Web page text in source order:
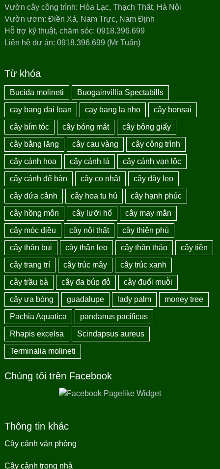
Vườn cây công trình: Hòa Lạc, Thạch Thất, Hà Nội
Vườn ươm: Điền Xá, Nam Trực, Nam Định
Hỗ trợ kỹ thuật, chăm sóc: 0918.396.699
Liên hệ dự án: 0918.396.699 (Mr Tuấn)
Từ khóa
Bucida molineti Buogainvillia Spectabills
cay bang dai loan cay bang la nho cây bonsai
cây bím tóc cây bóng mát cây bông giấy
cây bằng lăng cây cau vàng cây công trình
cây cảnh hoa cây cảnh lá cây cảnh vạn lộc
cây cảnh để bàn cây cọ nhật cây dây leo
cây dứa cảnh cây hoa tu hú cây hạnh phúc
cây hồng môn cây lưỡi hổ cây may mắn
cây móc điều cây nội thất cây thiên phú
cây thân bụi cây thân leo cây thân thảo cây tiền
cây trang trí cây trúc mây cây trúc xanh
cây trầu bà cây đa búp đỏ cây đuổi muỗi
cây ưa bóng guadalupe lady palm money tree
Pachia Aquatica pandanus pacificus
Rhapis excelsa Scindapsus aureus
Terminalia molineti
Chúng tôi trên Facebook
Thông tin khác
Cây cảnh văn phòng
Cây cảnh trong nhà